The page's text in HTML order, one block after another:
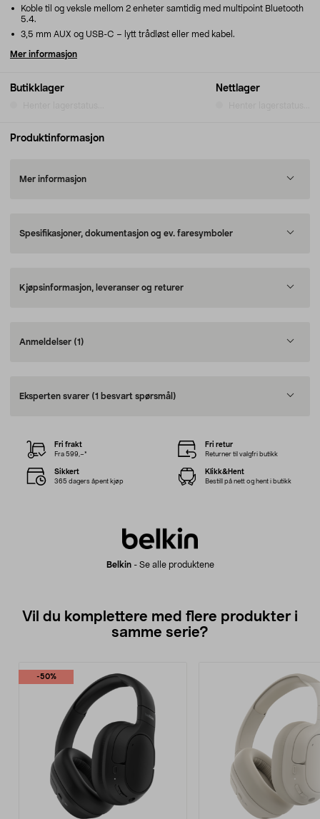
Butikklager Nettlager
Koble til og veksle mellom 2 enheter samtidig med multipoint Bluetooth
5.4.
3,5 mm AUX og USB-C – lytt trådløst eller med kabel.
Mer informasjon
Produktinformasjon
Mer informasjon
Spesifikasjoner, dokumentasjon og ev. faresymboler
Kjøpsinformasjon, leveranser og returer
Anmeldelser (1)
Eksperten svarer (1 besvart spørsmål)
Belkin- Se alle produktene
Fri frakt
Fra 599,–*
Fri retur
Returner til valgfri butikk
Sikkert
365 dagers åpent kjøp
Klikk&Hent
Bestill på nett og hent i butikk
Vil du komplettere med flere produkter i
samme serie?
-50%